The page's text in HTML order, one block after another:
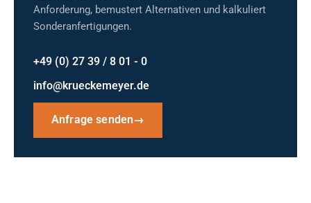
Anforderung, bemustert Alternativen und kalkuliert
Sonderanfertigungen.
+49 (0) 27 39 / 8 01 - 0
info@krueckemeyer.de
Anfrage senden→